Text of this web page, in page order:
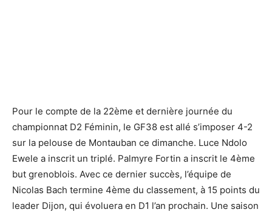
Pour le compte de la 22ème et dernière journée du
championnat D2 Féminin, le GF38 est allé s’imposer 4-2
sur la pelouse de Montauban ce dimanche. Luce Ndolo
Ewele a inscrit un triplé. Palmyre Fortin a inscrit le 4ème
but grenoblois. Avec ce dernier succès, l’équipe de
Nicolas Bach termine 4ème du classement, à 15 points du
leader Dijon, qui évoluera en D1 l’an prochain. Une saison